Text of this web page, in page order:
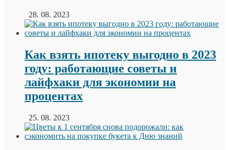
28. 08. 2023
Как взять ипотеку выгодно в 2023
году: работающие советы и
лайфхаки для экономии на
процентах
25. 08. 2023